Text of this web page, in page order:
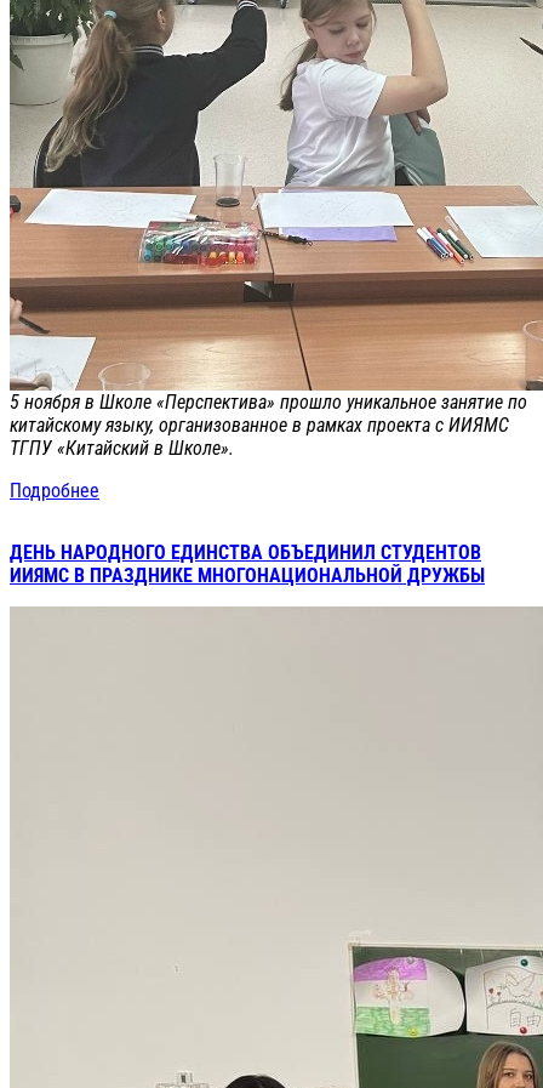
5 ноября в Школе «Перспектива» прошло уникальное занятие по
китайскому языку, организованное в рамках проекта с ИИЯМС
ТГПУ «Китайский в Школе».
Подробнее
ДЕНЬ НАРОДНОГО ЕДИНСТВА ОБЪЕДИНИЛ СТУДЕНТОВ
ИИЯМС В ПРАЗДНИКЕ МНОГОНАЦИОНАЛЬНОЙ ДРУЖБЫ